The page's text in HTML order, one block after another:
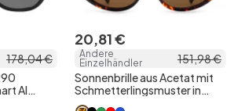
178,04€
AI
20,81€
Andere
Einzelhändler
151,98€
Sonnenbrille aus Acetat mit
Schmetterlingsmuster in
Schildpattoptik